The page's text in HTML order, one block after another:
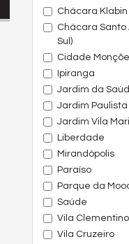
Chácara Klabin
Chácara Santo
Sul)
Cidade
Ipiranga
Jardim da
Jardim Paulista
Jardim Vila
Liberdade
Mirandópolis
Paraíso
Parque da
Saúde
Vila Clementino
Vila Cruzeiro